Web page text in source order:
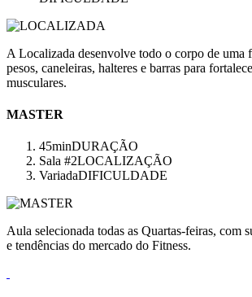
A Localizada desenvolve todo o corpo de uma
pesos, caneleiras, halteres e barras para
musculares.
MASTER
45minDURAÇÃO
Sala #2LOCALIZAÇÃO
VariadaDIFICULDADE
Aula selecionada todas as Quartas-feiras, com
e tendências do mercado do Fitness.